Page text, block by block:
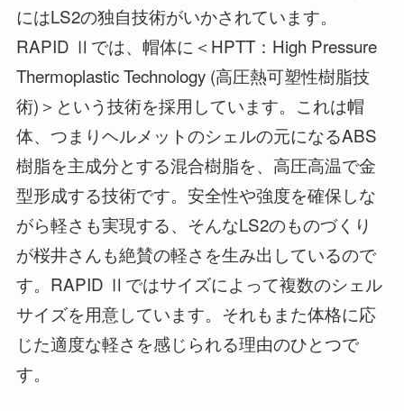
にはLS2の独自技術がいかされています。
RAPID Ⅱでは、帽体に＜HPTT：High Pressure
Thermoplastic Technology (高圧熱可塑性樹脂技
術)＞という技術を採用しています。これは帽
体、つまりヘルメットのシェルの元になるABS
樹脂を主成分とする混合樹脂を、高圧高温で金
型形成する技術です。安全性や強度を確保しな
がら軽さも実現する、そんなLS2のものづくり
が桜井さんも絶賛の軽さを生み出しているので
す。RAPID Ⅱではサイズによって複数のシェル
サイズを用意しています。それもまた体格に応
じた適度な軽さを感じられる理由のひとつで
す。